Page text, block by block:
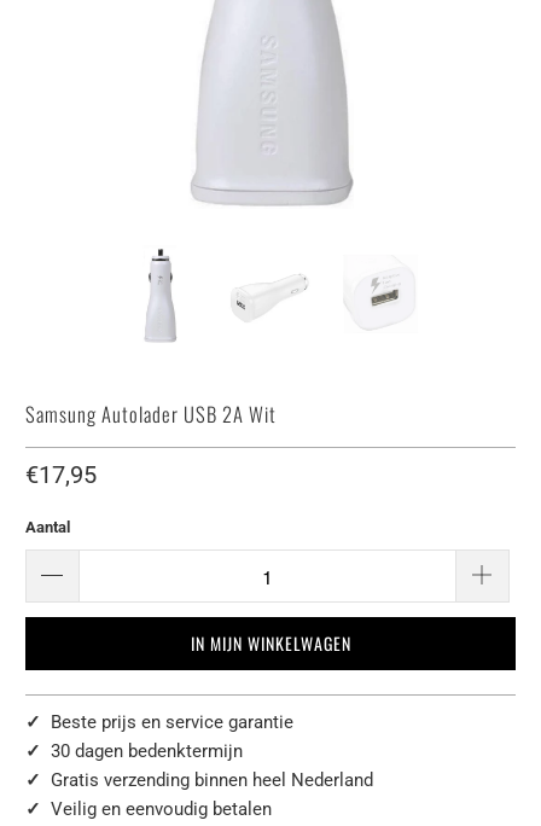
Samsung Autolader USB 2A Wit
€17,95
Aantal
IN MIJN WINKELWAGEN
✓ Beste prijs en service garantie
✓30 dagen bedenktermijn
✓ Gratis verzending binnen heel Nederland
✓Veilig en eenvoudig betalen